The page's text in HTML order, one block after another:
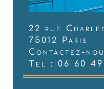
22 rue
75012 Paris
Contactez-
Tel : 06 60 49